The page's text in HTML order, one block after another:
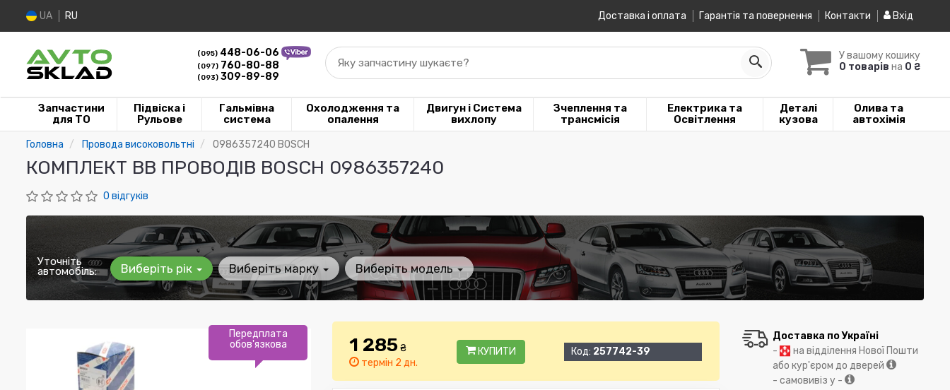
UA RU Доставка і оплата Гарантія та повернення Контакти Вхід
(095) 448-06-06
(097) 760-80-88
(093) 309-89-89
У вашому кошику
0 товарів на 0 ₴
Яку запчастину шукаєте?
Запчастини
для ТО
Підвіска і
Рульове
Гальмівна
система
Охолодження та
опалення
Двигун і Система
вихлопу
Зчеплення та
трансмісія
Електрика та
Освітлення
Деталі
кузова
Олива та
автохімія
Головна Провода високовольтні 0986357240 BOSCH
КОМПЛЕКТ ВВ ПРОВОДІВ BOSCH 0986357240
0 відгуків
Уточніть
автомобіль: Виберіть рік Виберіть марку Виберіть модель
Передплата
обов'язкова
1 285₴
термін 2 дн.
КУПИТИ Код: 257742-39
Доставка по Україні
-
на відділення Нової Пошти
або кур'єром до дверей
- самовивіз у -